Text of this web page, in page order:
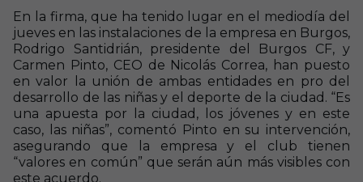
En la firma, que ha tenido lugar en el mediodía del
jueves en las instalaciones de la empresa en Burgos,
Rodrigo Santidrián, presidente del Burgos CF, y
Carmen Pinto, CEO de Nicolás Correa, han puesto
en valor la unión de ambas entidades en pro del
desarrollo de las niñas y el deporte de la ciudad. “Es
una apuesta por la ciudad, los jóvenes y en este
caso, las niñas”, comentó Pinto en su intervención,
asegurando que la empresa y el club tienen
“valores en común” que serán aún más visibles con
este acuerdo.